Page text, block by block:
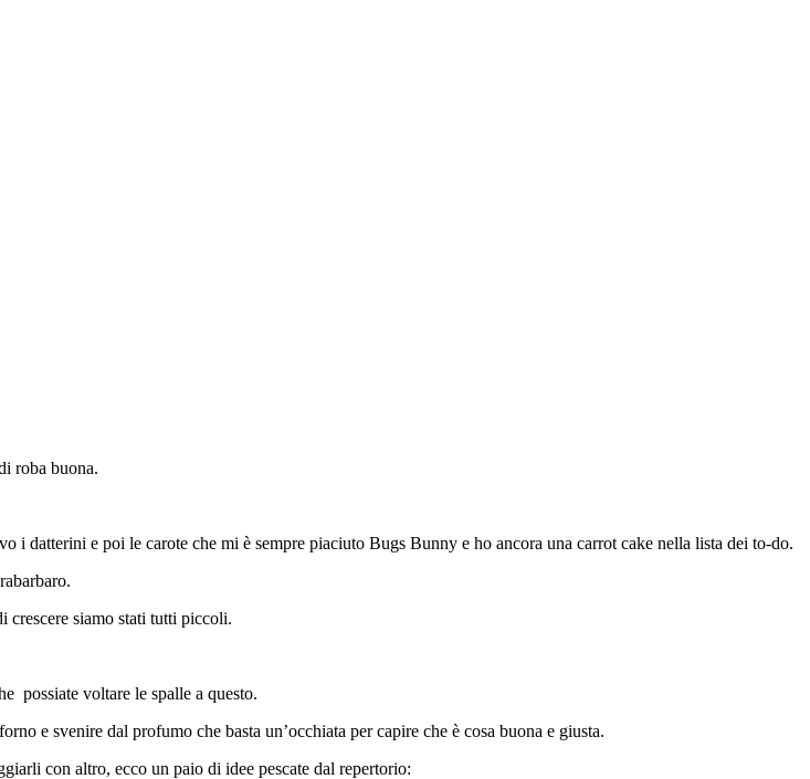
roba buona.
datterini e poi le carote che mi è sempre piaciuto Bugs Bunny e ho ancora una carrot cake nella lista dei to-do.
crescere siamo stati tutti piccoli.
possiate voltare le spalle a questo.
e svenire dal profumo che basta un’occhiata per capire che è cosa buona e giusta.
con altro, ecco un paio di idee pescate dal repertorio: